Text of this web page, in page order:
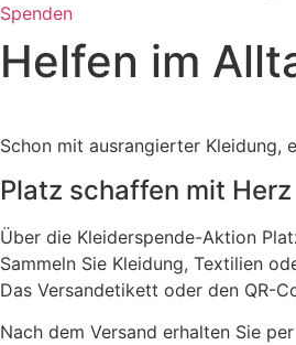
Spenden
Helfen im
Schon mit ausrangierter Kleidung,
Platz schaffen mit Herz
Über die Kleiderspende-Aktion
Sammeln Sie Kleidung, Textilien
Das Versandetikett oder den QR-
Nach dem Versand erhalten Sie